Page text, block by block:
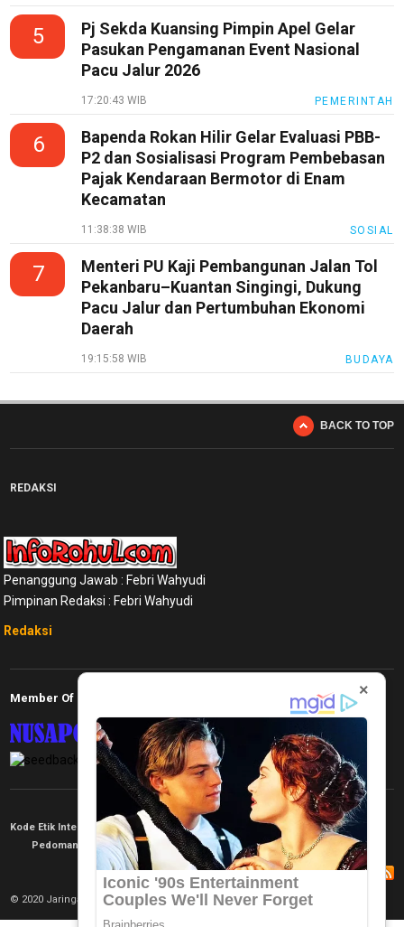
5
Pj Sekda Kuansing Pimpin Apel Gelar
Pasukan Pengamanan Event Nasional
Pacu Jalur 2026
17:20:43 WIB PEMERINTAH
6
Bapenda Rokan Hilir Gelar Evaluasi PBB-
P2 dan Sosialisasi Program Pembebasan
Pajak Kendaraan Bermotor di Enam
Kecamatan
11:38:38 WIB SOSIAL
7
Menteri PU Kaji Pembangunan Jalan Tol
Pekanbaru–Kuantan Singingi, Dukung
Pacu Jalur dan Pertumbuhan Ekonomi
Daerah
19:15:58 WIB BUDAYA
BACK TO TOP
REDAKSI
Penanggung Jawab : Febri Wahyudi
Pimpinan Redaksi : Febri Wahyudi
Redaksi
Member Of
Kode Etik Internal KEJ Disclaimer
Tentang Kami
Pedoman Media Siber
Redaksi
© 2020 Jaringan Informasi. All rights reserved.
×